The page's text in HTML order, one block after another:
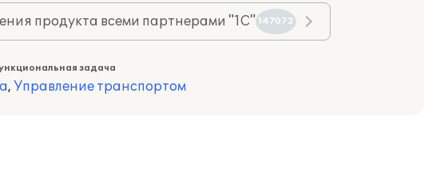
продукта всеми партнерами "1С" 147072
задача
, Управление транспортом